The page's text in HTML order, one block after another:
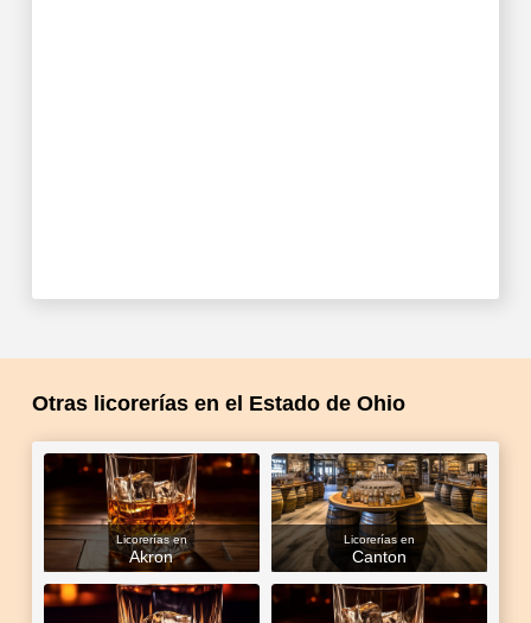
Otras licorerías en el Estado de Ohio
Licorerías en
Akron
Licorerías en
Canton